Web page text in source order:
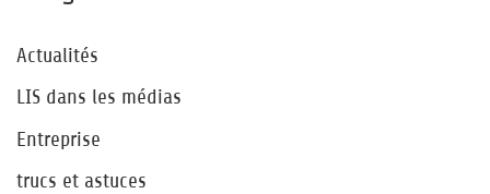
Actualités
LIS dans les médias
Entreprise
trucs et astuces